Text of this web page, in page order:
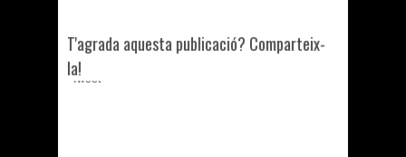
T'agrada aquesta publicació? Comparteix-
la!
Tweet